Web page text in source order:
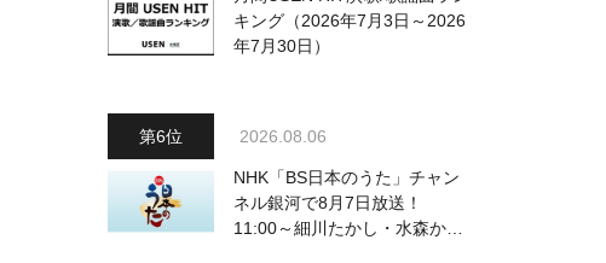
キング（2026年7月3日～2026
年7月30日）
2026.08.06
NHK「BS日本のうた」チャン
ネル銀河で8月7日放送！
11:00～細川たかし・水森かお